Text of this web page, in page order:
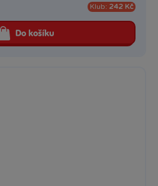
Klub: 242 Kč
Do košíku